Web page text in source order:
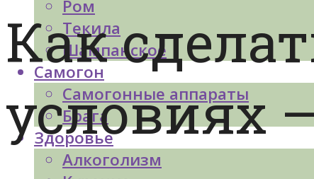
Ром
Текила
Шампанское
Самогон
Самогонные аппараты
Брага
Здоровье
Алкоголизм
Как
условиях